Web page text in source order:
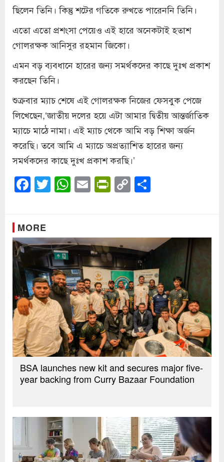
ছিলেন তিনি। কিন্তু শটের গতিকে রুখতে পারেননি তিনি।
এতো এতো প্রশংসা পেয়েও এই হারে অনেকটাই হতাশ
গোলরক্ষক আনিসুর রহমান জিকো।
এমন বড় ব্যবধানে হারের জন্য সমর্থকদের কাছে দুঃখ প্রকাশ
করছেন তিনি।
শুক্রবার ম্যাচ শেষে এই গোলরক্ষক নিজের ফেসবুক পেজে
লিখেছেন,‘জাতীয় দলের হয়ে এটা আমার দ্বিতীয় আন্তর্জাতিক
ম্যাচে মাঠে নামা। এই ম্যাচ থেকে আমি বড় শিক্ষা অর্জন
করেছি। তবে আমি এ ম্যাচে অপ্রত্যাশিত হারের জন্য
সমর্থকদের কাছে দুঃখ প্রকাশ করছি।’
Facebook
Twitter
WhatsApp
EmailPrintFriendly
Copy
Link
MORE
BSA launches new kit and secures major five-
year backing from Curry Bazaar Foundation